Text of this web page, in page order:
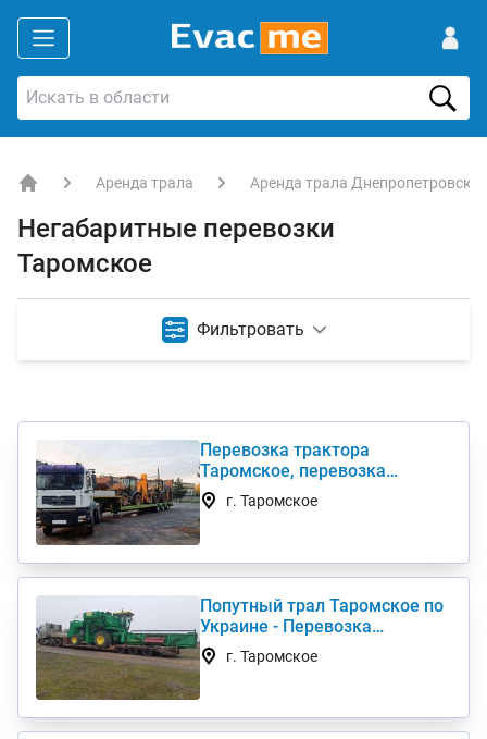
Аренда трала Аренда трала
Негабаритные перевозки
Таромское
Фильтровать
Перевозка трактора
Таромское, перевозка
комбайна, перевезти
негабарит
г. Таромское
Попутный трал Таромское по
Украине - Перевозка
негабаритных грузов
г. Таромское